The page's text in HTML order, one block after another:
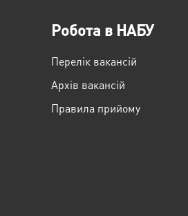
Робота в НАБУ
Перелік вакансій
Архів вакансій
Правила прийому